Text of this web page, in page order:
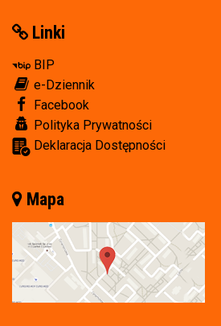
Linki
BIP
e-Dziennik
Facebook
Polityka Prywatności
Deklaracja Dostępności
Mapa